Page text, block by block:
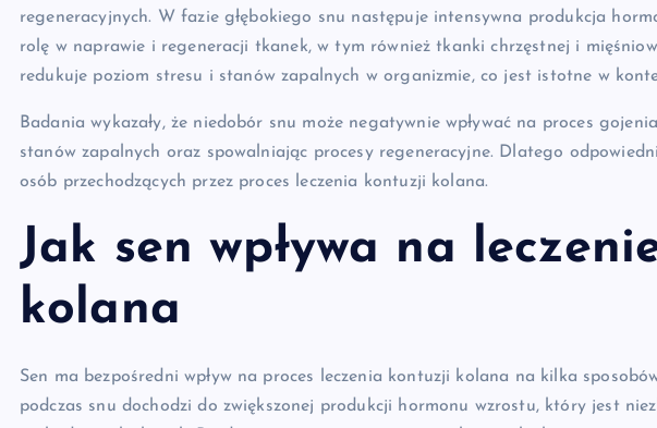
regeneracyjnych. W fazie głębokiego snu następuje intensywna produkcja
rolę w naprawie i regeneracji tkanek, w tym również tkanki chrzęstnej i
redukuje poziom stresu i stanów zapalnych w organizmie, co jest istotne w
Badania wykazały, że niedobór snu może negatywnie wpływać na proces
stanów zapalnych oraz spowalniając procesy regeneracyjne. Dlatego
osób przechodzących przez proces leczenia kontuzji kolana.
Jak sen wpływa na
kolana
Sen ma bezpośredni wpływ na proces leczenia kontuzji kolana na kilka
podczas snu dochodzi do zwiększonej produkcji hormonu wzrostu, który jest